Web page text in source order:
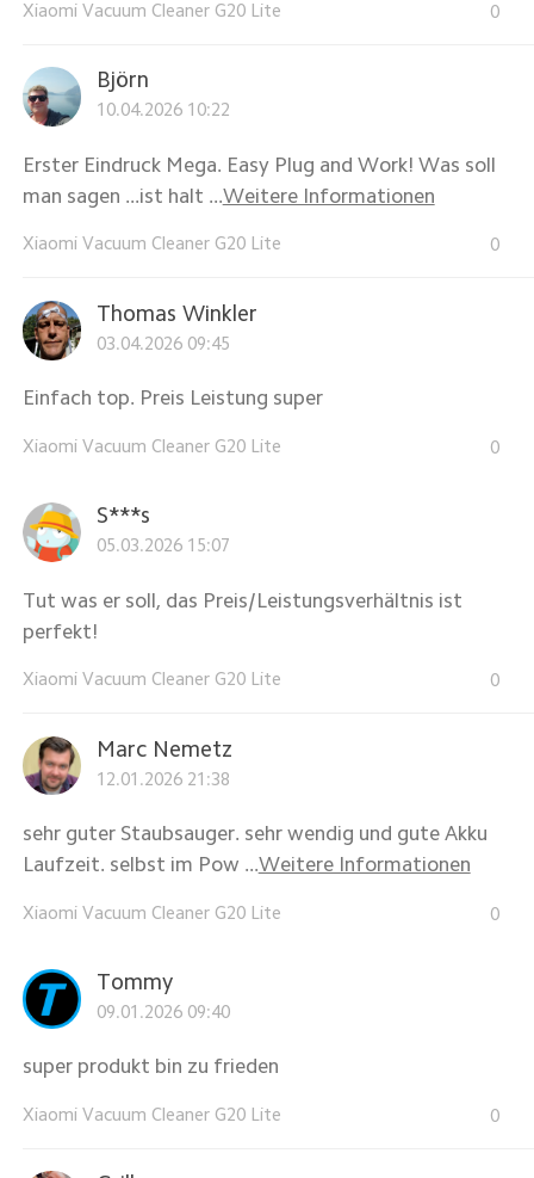
Xiaomi Vacuum Cleaner G20 Lite 0
Björn
10.04.2026 10:22
Erster Eindruck Mega. Easy Plug and Work! Was soll
man sagen ...ist halt ...Weitere Informationen
Xiaomi Vacuum Cleaner G20 Lite 0
Thomas Winkler
03.04.2026 09:45
Einfach top. Preis Leistung super
Xiaomi Vacuum Cleaner G20 Lite 0
S***s
05.03.2026 15:07
Tut was er soll, das Preis/Leistungsverhältnis ist
perfekt!
Xiaomi Vacuum Cleaner G20 Lite 0
Marc Nemetz
12.01.2026 21:38
sehr guter Staubsauger. sehr wendig und gute Akku
Laufzeit. selbst im Pow ...Weitere Informationen
Xiaomi Vacuum Cleaner G20 Lite 0
Tommy
09.01.2026 09:40
super produkt bin zu frieden
Xiaomi Vacuum Cleaner G20 Lite 0